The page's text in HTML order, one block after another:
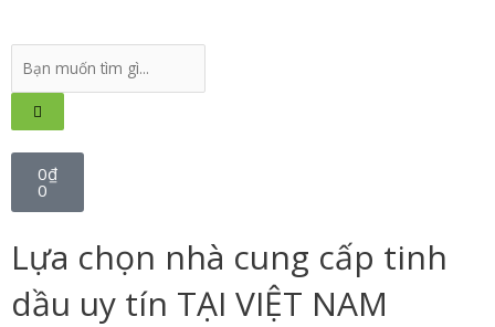
0₫
0
Lựa chọn nhà cung cấp tinh
dầu uy tín TẠI VIỆT NAM